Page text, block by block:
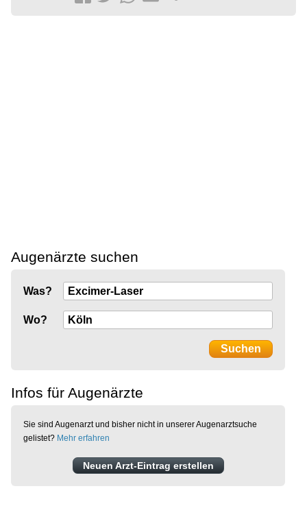
Augenärzte suchen
Was?
Wo?
Infos für Augenärzte
Sie sind Augenarzt und bisher nicht in unserer Augenarztsuche
gelistet? Mehr erfahren
Neuen Arzt-Eintrag erstellen